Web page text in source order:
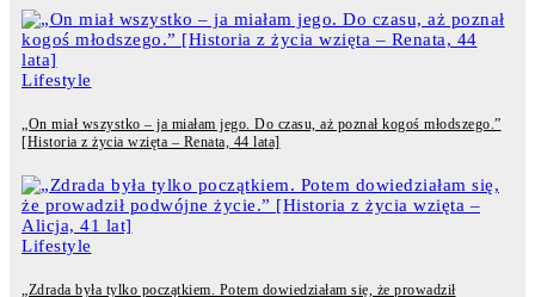
Lifestyle
„On miał wszystko – ja miałam jego. Do czasu, aż poznał kogoś młodszego.”
[Historia z życia wzięta – Renata, 44 lata]
Lifestyle
„Zdrada była tylko początkiem. Potem dowiedziałam się, że prowadził